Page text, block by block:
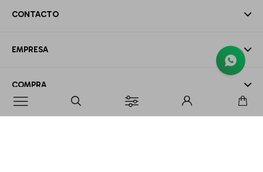

CONTACTO
EMPRESA
COMPRA